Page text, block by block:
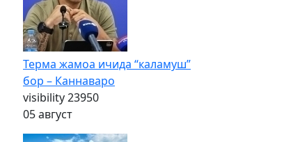
Терма жамоа ичида “каламуш”
бор – Каннаваро
visibility23950
05 август